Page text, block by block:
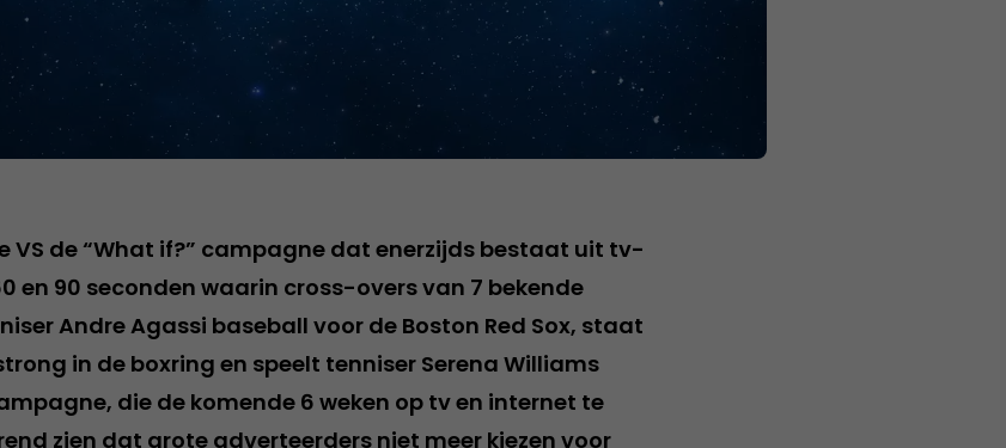
VS de “What if?” campagne dat enerzijds bestaat uit tv-
en 90 seconden waarin cross-overs van 7 bekende
Andre Agassi baseball voor de Boston Red Sox, staat
in de boxring en speelt tenniser Serena Williams
die de komende 6 weken op tv en internet te
zien dat grote adverteerders niet meer kiezen voor